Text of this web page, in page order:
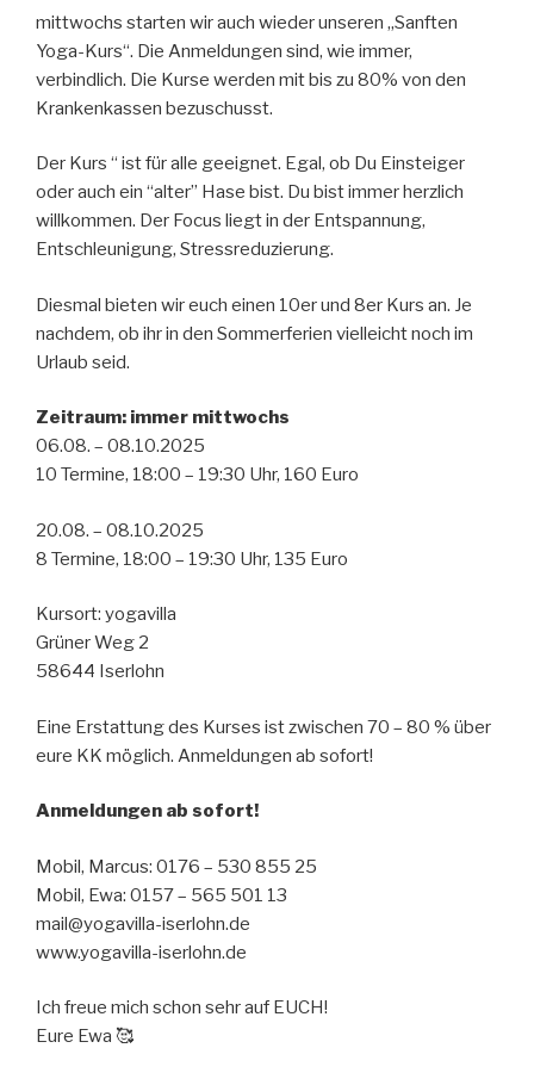
mittwochs starten wir auch wieder unseren „Sanften
Yoga-Kurs“. Die Anmeldungen sind, wie immer,
verbindlich. Die Kurse werden mit bis zu 80% von den
Krankenkassen bezuschusst.
Der Kurs “ ist für alle geeignet. Egal, ob Du Einsteiger
oder auch ein “alter” Hase bist. Du bist immer herzlich
willkommen. Der Focus liegt in der Entspannung,
Entschleunigung, Stressreduzierung.
Diesmal bieten wir euch einen 10er und 8er Kurs an. Je
nachdem, ob ihr in den Sommerferien vielleicht noch im
Urlaub seid.
Zeitraum: immer mittwochs
06.08. – 08.10.2025
10 Termine, 18:00 – 19:30 Uhr, 160 Euro
20.08. – 08.10.2025
8 Termine, 18:00 – 19:30 Uhr, 135 Euro
Kursort: yogavilla
Grüner Weg 2
58644 Iserlohn
Eine Erstattung des Kurses ist zwischen 70 – 80 % über
eure KK möglich. Anmeldungen ab sofort!
Anmeldungen ab sofort!
Mobil, Marcus: 0176 – 530 855 25
Mobil, Ewa: 0157 – 565 501 13
mail@yogavilla-iserlohn.de
www.yogavilla-iserlohn.de
Ich freue mich schon sehr auf EUCH!
Eure Ewa 🥰